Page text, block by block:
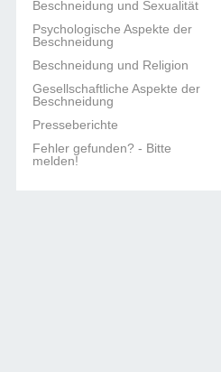
Beschneidung und Sexualität
Psychologische Aspekte der
Beschneidung
Beschneidung und Religion
Gesellschaftliche Aspekte der
Beschneidung
Presseberichte
Fehler gefunden? - Bitte
melden!